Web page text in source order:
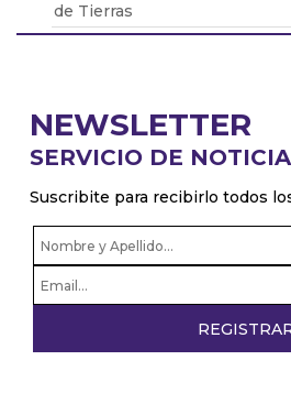
de Tierras
volvió un problema
El drama de los 9 en Boca: De
al presente de Bareiro
NEWSLETTER
SERVICIO DE
Suscribite para recibirlo todos